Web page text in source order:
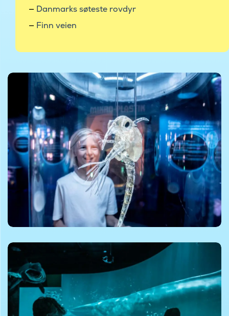
Danmarks søteste rovdyr
Finn veien
©Nordsøen Ocenarium